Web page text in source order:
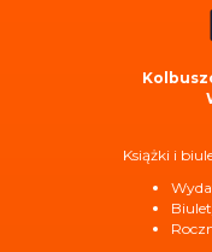
Książki i